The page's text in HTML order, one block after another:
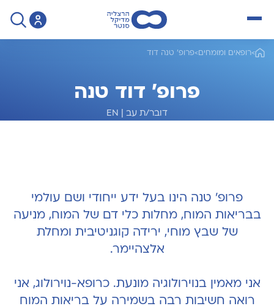
>רופאים ומומחים>פרופ' טנה דוד
פרופ' דוד טנה
דובר/ת עב |
EN
פרופ' טנה הינו בעל ידע ייחודי ושם עולמי
בבריאות המוח, מחלות כלי דם של המוח, מניעה
של שבץ מוחי, ירידה קוגניטיבית ומחלת
אלצהיימר.
אני מאמין בנוירולוגיה מונעת. כרופא-נוירולוג, אני
רואה חשיבות רבה בשמירה על בריאות המוח